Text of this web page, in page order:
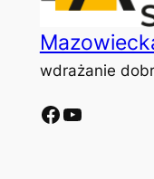
wdrażanie
Facebook
YouTube